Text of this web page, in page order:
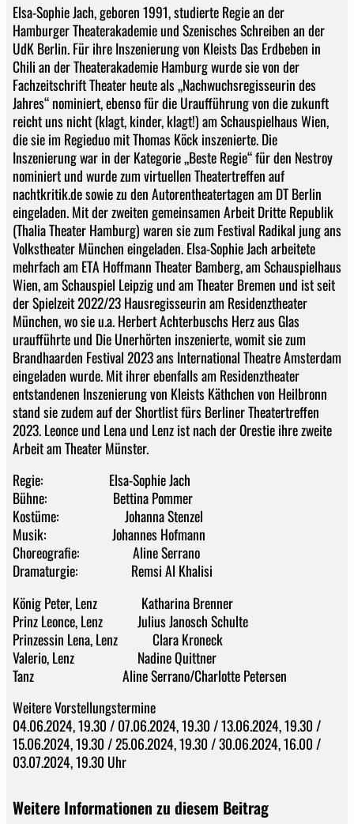
Elsa-Sophie Jach, geboren 1991, studierte Regie an der
Hamburger Theaterakademie und Szenisches Schreiben an der
UdK Berlin. Für ihre Inszenierung von Kleists Das Erdbeben in
Chili an der Theaterakademie Hamburg wurde sie von der
Fachzeitschrift Theater heute als „Nachwuchsregisseurin des
Jahres“ nominiert, ebenso für die Uraufführung von die zukunft
reicht uns nicht (klagt, kinder, klagt!) am Schauspielhaus Wien,
die sie im Regieduo mit Thomas Köck inszenierte. Die
Inszenierung war in der Kategorie „Beste Regie“ für den Nestroy
nominiert und wurde zum virtuellen Theatertreffen auf
nachtkritik.de sowie zu den Autorentheatertagen am DT Berlin
eingeladen. Mit der zweiten gemeinsamen Arbeit Dritte Republik
(Thalia Theater Hamburg) waren sie zum Festival Radikal jung ans
Volkstheater München eingeladen. Elsa-Sophie Jach arbeitete
mehrfach am ETA Hoffmann Theater Bamberg, am Schauspielhaus
Wien, am Schauspiel Leipzig und am Theater Bremen und ist seit
der Spielzeit 2022/23 Hausregisseurin am Residenztheater
München, wo sie u.a. Herbert Achterbuschs Herz aus Glas
uraufführte und Die Unerhörten inszenierte, womit sie zum
Brandhaarden Festival 2023 ans International Theatre Amsterdam
eingeladen wurde. Mit ihrer ebenfalls am Residenztheater
entstandenen Inszenierung von Kleists Käthchen von Heilbronn
stand sie zudem auf der Shortlist fürs Berliner Theatertreffen
2023. Leonce und Lena und Lenz ist nach der Orestie ihre zweite
Arbeit am Theater Münster.
Regie: Elsa-Sophie Jach
Bühne: Bettina Pommer
Kostüme: Johanna Stenzel
Musik: Johannes Hofmann
Choreografie: Aline Serrano
Dramaturgie: Remsi Al Khalisi
König Peter, Lenz Katharina Brenner
Prinz Leonce, Lenz Julius Janosch Schulte
Prinzessin Lena, Lenz Clara Kroneck
Valerio, Lenz Nadine Quittner
Tanz Aline Serrano/Charlotte Petersen
Weitere Vorstellungstermine
04.06.2024, 19.30 / 07.06.2024, 19.30 / 13.06.2024, 19.30 /
15.06.2024, 19.30 / 25.06.2024, 19.30 / 30.06.2024, 16.00 /
03.07.2024, 19.30 Uhr
Weitere Informationen zu diesem Beitrag